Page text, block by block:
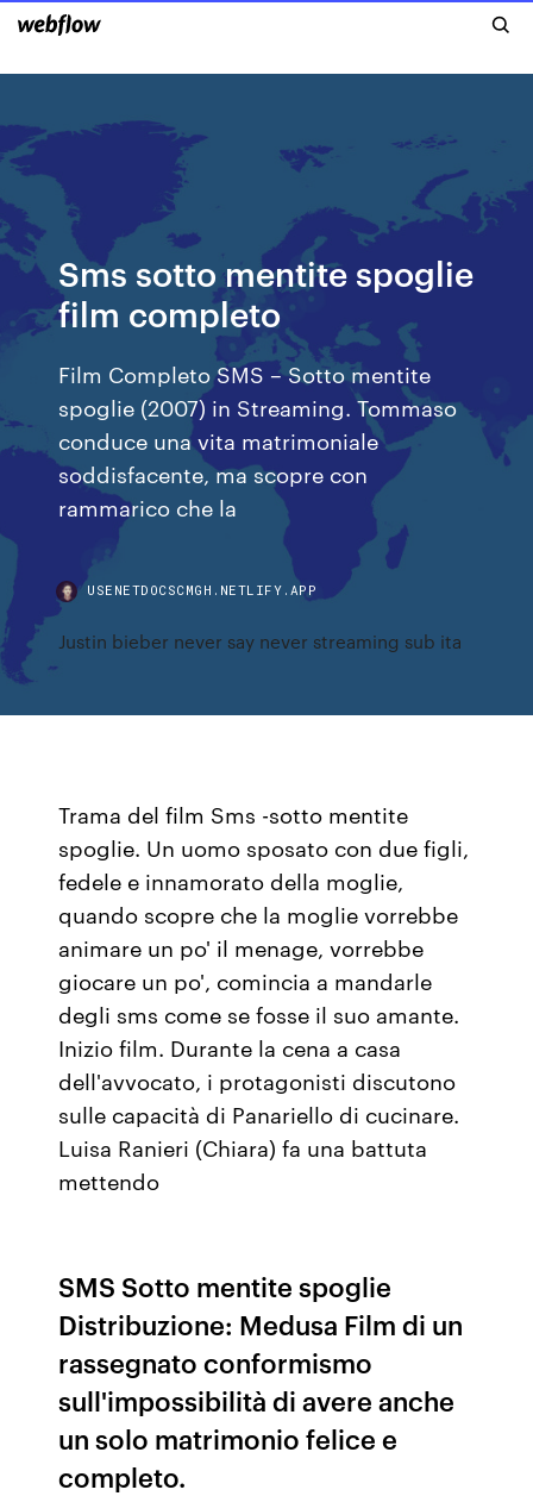
Sms sotto mentite spoglie
film completo
Film Completo SMS – Sotto mentite
spoglie (2007) in Streaming. Tommaso
conduce una vita matrimoniale
soddisfacente, ma scopre con
rammarico che la
USENETDOCSCMGH.NETLIFY.APP
Justin bieber never say never streaming sub ita
Trama del film Sms -sotto mentite
spoglie. Un uomo sposato con due figli,
fedele e innamorato della moglie,
quando scopre che la moglie vorrebbe
animare un po' il menage, vorrebbe
giocare un po', comincia a mandarle
degli sms come se fosse il suo amante.
Inizio film. Durante la cena a casa
dell'avvocato, i protagonisti discutono
sulle capacità di Panariello di cucinare.
Luisa Ranieri (Chiara) fa una battuta
mettendo
SMS Sotto mentite spoglie
Distribuzione: Medusa Film di un
rassegnato conformismo
sull'impossibilità di avere anche
un solo matrimonio felice e
completo.